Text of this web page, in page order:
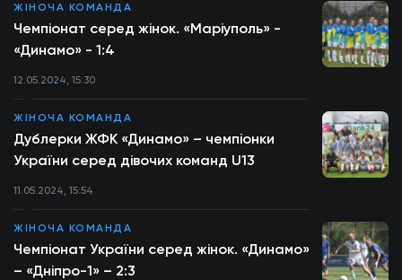
ЖІНОЧА КОМАНДА
Чемпіонат серед жінок. «Маріуполь» -
«Динамо» - 1:4
12.05.2024, 15:30
ЖІНОЧА КОМАНДА
Дублерки ЖФК «Динамо» – чемпіонки
України серед дівочих команд U13
11.05.2024, 15:54
ЖІНОЧА КОМАНДА
Чемпіонат України серед жінок. «Динамо»
– «Дніпро-1» – 2:3